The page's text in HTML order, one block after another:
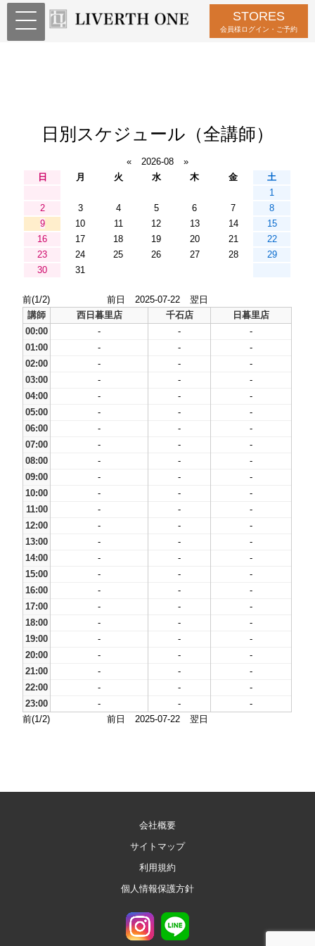
STORES
会員様ログイン・ご予約
日別スケジュール（全講師）
« 2026-08
»
日
月 火 水 木 金
土
1
2
3 4 5 6 7
8
9
10 11 12 13 14
15
16
17 18 19 20 21
22
23
24 25 26 27 28
29
30
31
前(1/2) 前日 2025-07-22
翌日
講師
西日暮里店 千石店
日暮里店
00:00
- -
-
01:00
- -
-
02:00
- -
-
03:00
- -
-
04:00
- -
-
05:00
- -
-
06:00
- -
-
07:00
- -
-
08:00
- -
-
09:00
- -
-
10:00
- -
-
11:00
- -
-
12:00
- -
-
13:00
- -
-
14:00
- -
-
15:00
- -
-
16:00
- -
-
17:00
- -
-
18:00
- -
-
19:00
- -
-
20:00
- -
-
21:00
- -
-
22:00
- -
-
23:00
- -
-
前(1/2)
前日 2025-07-22 翌日
会社概要
サイトマップ
利用規約
個人情報保護方針